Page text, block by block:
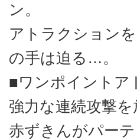
ン。
アトラクション
の手は迫る…。
■ワンポイントア
強力な連続攻撃
赤ずきんがパー